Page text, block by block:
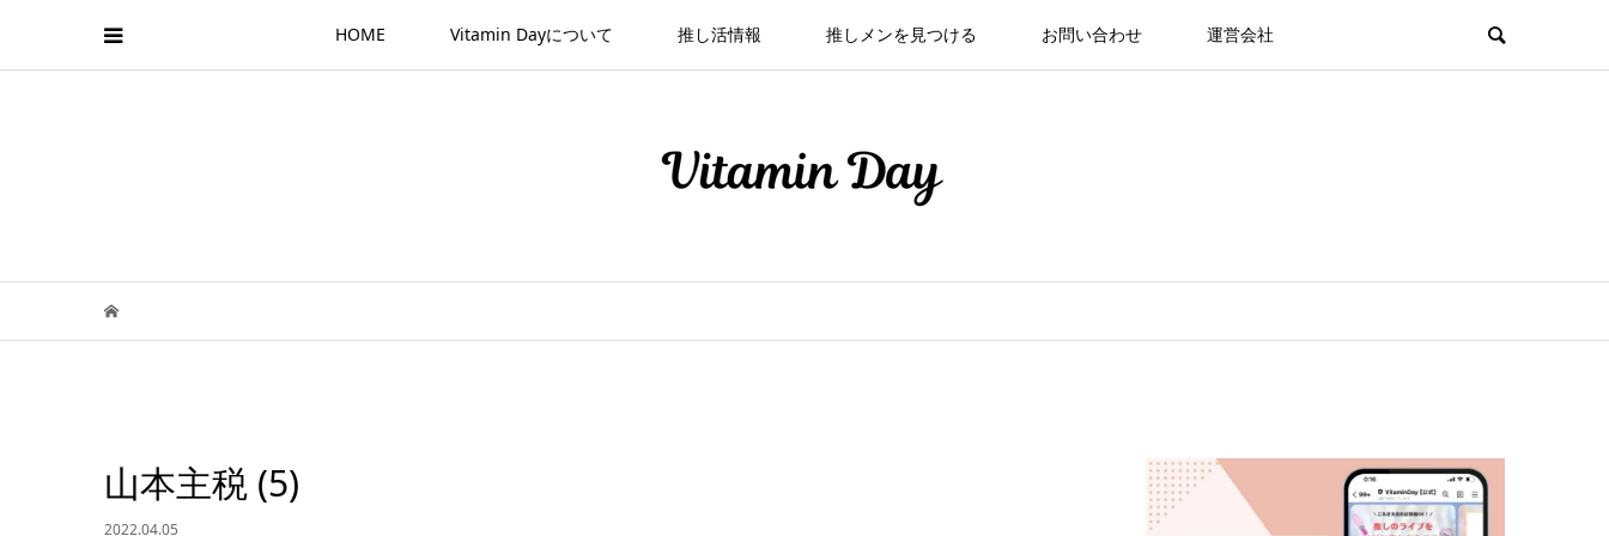
HOME Vitamin Dayについて 推し活情報 推しメンを見つける お問い合わせ 運営会社
山本主税 (5)
2022.04.05